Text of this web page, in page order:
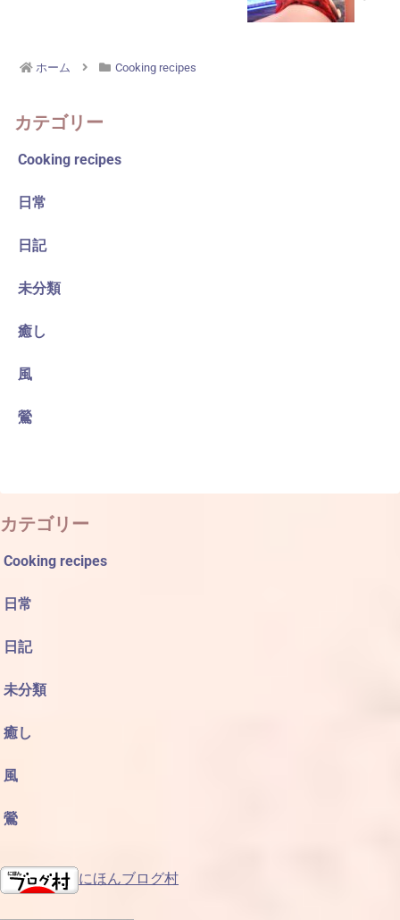
ホーム Cooking recipes
カテゴリー
Cooking recipes
日常
日記
未分類
癒し
風
鶯
カテゴリー
Cooking recipes
日常
日記
未分類
癒し
風
鶯
にほんブログ村